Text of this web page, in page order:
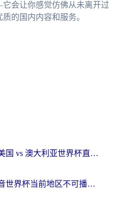
会让你感觉仿佛从未离开过
的国内内容和服务。
在国外怎么看美国 vs 澳大利亚世界杯直播？海外党必藏的中文解说观赛指南
在加拿大看抖音世界杯当前地区不可播放？海外党体育观赛终极指南